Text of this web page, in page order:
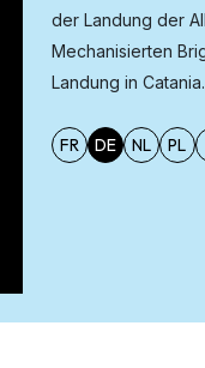
der Landung der
Mechanisierten
Landung in Catania.
FR DE NL PL